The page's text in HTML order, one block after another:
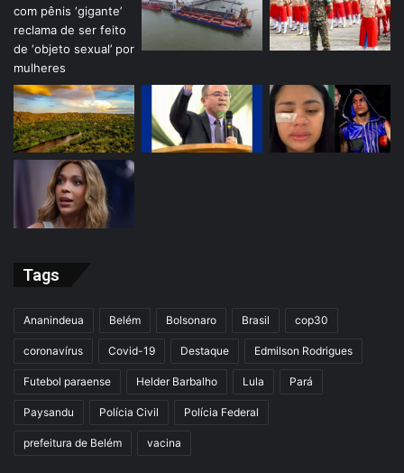
Tags
Ananindeua Belém Bolsonaro Brasil cop30
coronavírus Covid-19 Destaque Edmilson Rodrigues
Futebol paraense Helder Barbalho Lula Pará
Paysandu Polícia Civil Polícia Federal
prefeitura de Belém vacina